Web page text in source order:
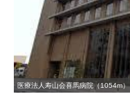
医療法人寿山会喜馬病院（1054m）